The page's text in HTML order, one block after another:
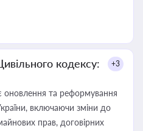
кодексу:
+3
оновлення та реформування
включаючи зміни до
прав, договірних